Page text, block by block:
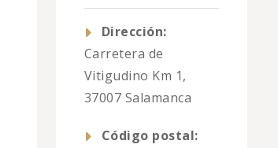
Dirección:
Carretera de
Vitigudino Km 1,
37007 Salamanca
Código postal: